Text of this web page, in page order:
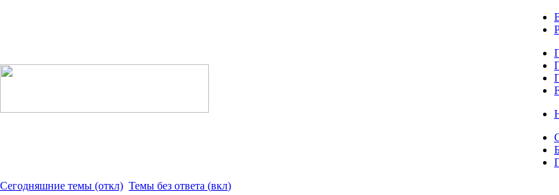
Сегодняшние темы (откл) Темы без ответа (вкл)